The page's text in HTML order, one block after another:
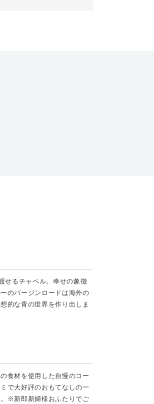
せるチャペル。幸せの象徴
のバージンロードは海外の
的な青の世界を作り出しま
食材を使用した自慢のコー
で大好評のおもてなしの一
※新郎新婦様おふたりでご